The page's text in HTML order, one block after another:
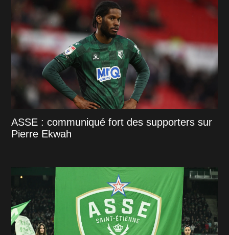
ASSE : communiqué fort des supporters sur
Pierre Ekwah